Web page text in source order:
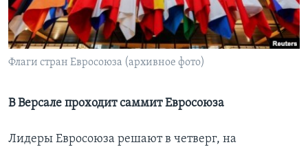
Learning English
СОЦИАЛЬНЫЕ СЕТИ
Флаги стран Евросоюза (архивное фото)
В Версале проходит саммит Евросоюза
Лидеры Евросоюза решают в четверг, на